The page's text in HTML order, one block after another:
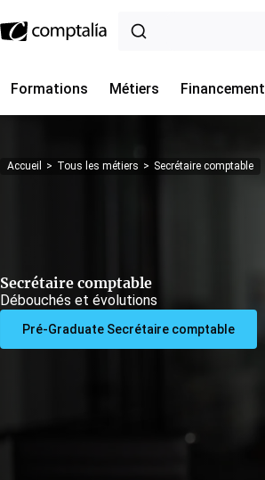
Formations Métiers Financement
Accueil > Tous les métiers > Secrétaire comptable
Secrétaire comptable
Débouchés et évolutions
Pré-Graduate Secrétaire comptable